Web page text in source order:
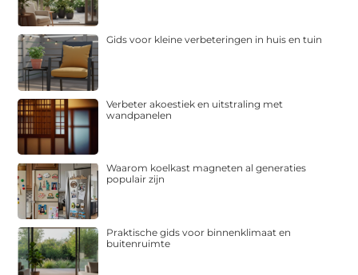
Gids voor kleine verbeteringen in huis en tuin
Verbeter akoestiek en uitstraling met
wandpanelen
Waarom koelkast magneten al generaties
populair zijn
Praktische gids voor binnenklimaat en
buitenruimte